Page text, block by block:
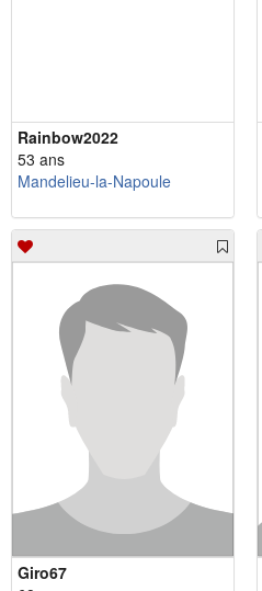
Rainbow2022
53 ans
Mandelieu-la-Napoule
Giro67